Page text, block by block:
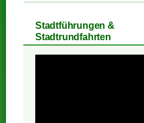
Stadtführungen &
Stadtrundfahrten